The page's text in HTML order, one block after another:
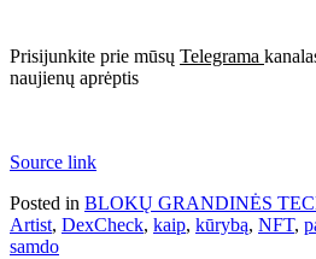
Prisijunkite prie mūsų Telegrama
naujienų aprėptis
Source link
Posted in BLOKŲ GRANDINĖS
Artist, DexCheck, kaip, kūrybą, NFT,
samdo